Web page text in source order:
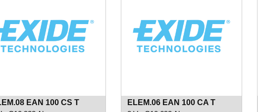
EAN 100 CS T
ELEM.06 EAN 100 CA T